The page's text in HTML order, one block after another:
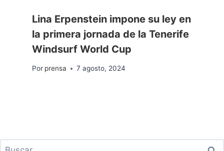
Lina Erpenstein impone su ley en
la primera jornada de la Tenerife
Windsurf World Cup
Por prensa 7 agosto, 2024
Buscar: